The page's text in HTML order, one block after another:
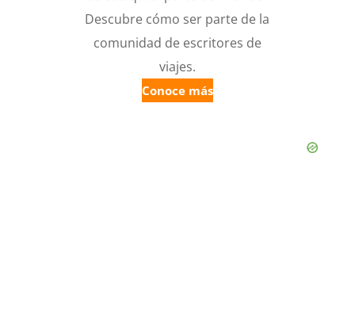
Descubre cómo ser parte de la
comunidad de escritores de
viajes.
Conoce más